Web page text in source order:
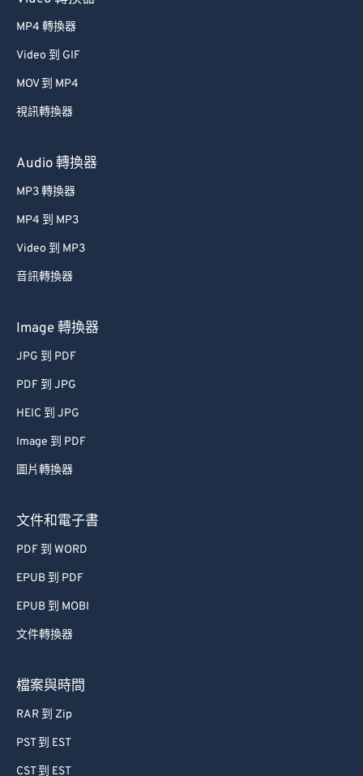
MP4 轉換器
Video 到 GIF
MOV 到 MP4
視訊轉換器
Audio 轉換器
MP3 轉換器
MP4 到 MP3
Video 到 MP3
音訊轉換器
Image 轉換器
JPG 到 PDF
PDF 到 JPG
HEIC 到 JPG
Image 到 PDF
圖片轉換器
文件和電子書
PDF 到 WORD
EPUB 到 PDF
EPUB 到 MOBI
文件轉換器
檔案與時間
RAR 到 Zip
PST 到 EST
CST 到 EST